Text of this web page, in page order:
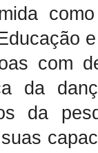
com
da
da